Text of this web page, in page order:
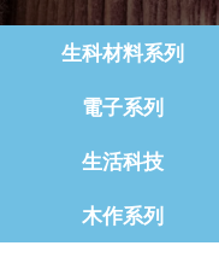
生科材料系列
電子系列
生活科技
木作系列